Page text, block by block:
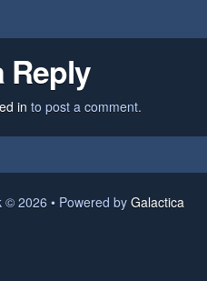
Reply
in to post a comment.
© 2026 • Powered by Galactica